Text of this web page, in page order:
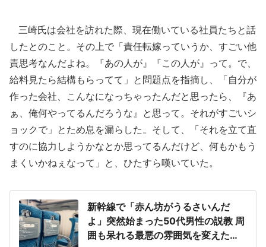
三崎氏は会社を訪れた際、現在働いている社員たちと話
したとのこと。その上で「責任転嫁っていうか、すごい他
責思考なんだよね。『あの人が』『この人が』って。で、
給料見たら結構もらってて」と問題点を指摘し、「自分が
作った会社、こんなになっちゃったんだと思ったら、『あ
ぁ、俺何やってるんだろうな』と思って。それがすごいシ
ョックで」とため息を漏らした。そして、「それを立て直
すのに協力しようかなとか思ってるんだけど、何もかもう
まくいかねぇなって」と、ひたすら嘆いていた。
新幹線で「赤ん坊がうるさいんだ
よ」突然始まった50代男性の説教 周
囲も呆れる最悪の雰囲気を変えた